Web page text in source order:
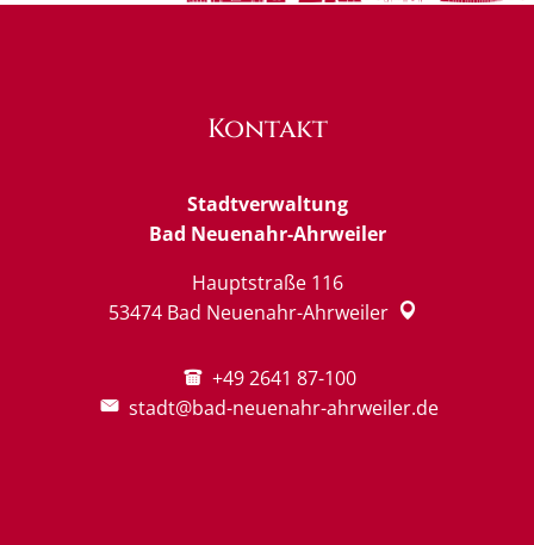
Kontakt
Stadtverwaltung
Bad Neuenahr-Ahrweiler
Hauptstraße 116
53474 Bad Neuenahr-Ahrweiler
+49 2641 87-100
stadt@bad-neuenahr-ahrweiler.de